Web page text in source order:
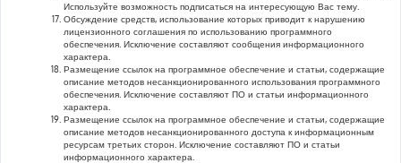
Используйте возможность подписаться на интересующую Вас тему.
Обсуждение средств, использование которых приводит к нарушению
лицензионного соглашения по использованию программного
обеспечения. Исключение составляют сообщения информационного
характера.
Размещение ссылок на программное обеспечение и статьи, содержащие
описание методов несанкционированного использования программного
обеспечения. Исключение составляют ПО и статьи информационного
характера.
Размещение ссылок на программное обеспечение и статьи, содержащие
описание методов несанкционированного доступа к информационным
ресурсам третьих сторон. Исключение составляют ПО и статьи
информационного характера.